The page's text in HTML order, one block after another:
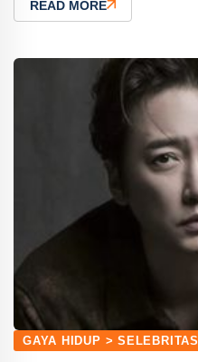
READ MORE
GAYA HIDUP > SELEBRITAS